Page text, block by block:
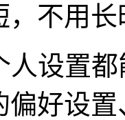
，不用
人设置
偏好设